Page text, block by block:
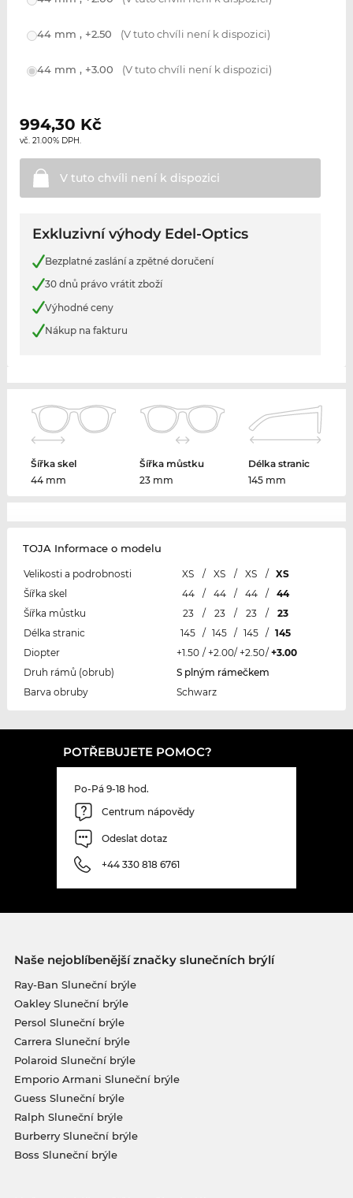
44 mm , +2.50 (V tuto chvíli není k dispozici)
44 mm , +3.00 (V tuto chvíli není k dispozici)
994,30 Kč
vč. 21.00% DPH.
V tuto chvíli není k dispozici
Exkluzivní výhody Edel-Optics
Bezplatné zaslání a zpětné doručení
30 dnů právo vrátit zboží
Výhodné ceny
Nákup na fakturu
Šířka skel
44 mm
Šířka můstku
23 mm
Délka stranic
145 mm
TOJA Informace o modelu
Velikosti a podrobnosti XS / XS / XS /
XS
Šířka skel
44 / 44 / 44 /
44
Šířka můstku
23 / 23 / 23 /
23
Délka stranic
145 / 145 / 145 / 145
Diopter
+1.50 / +2.00/ +2.50/ +3.00
Druh rámů (obrub)
S plným rámečkem
Barva obruby
Schwarz
POTŘEBUJETE POMOC?
Po-Pá 9-18 hod.
Centrum nápovědy
Odeslat dotaz
+44 330 818 6761
Naše nejoblíbenější značky slunečních brýlí
Ray-Ban Sluneční brýle
Oakley Sluneční brýle
Persol Sluneční brýle
Carrera Sluneční brýle
Polaroid Sluneční brýle
Emporio Armani Sluneční brýle
Guess Sluneční brýle
Ralph Sluneční brýle
Burberry Sluneční brýle
Boss Sluneční brýle